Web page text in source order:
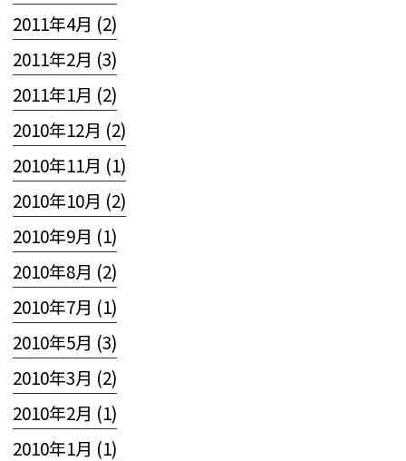
2011年4月 (2)
2011年2月 (3)
2011年1月 (2)
2010年12月 (2)
2010年11月 (1)
2010年10月 (2)
2010年9月 (1)
2010年8月 (2)
2010年7月 (1)
2010年5月 (3)
2010年3月 (2)
2010年2月 (1)
2010年1月 (1)